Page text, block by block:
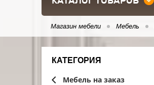
Магазин мебели Мебель
КАТЕГОРИЯ
Мебель на заказ